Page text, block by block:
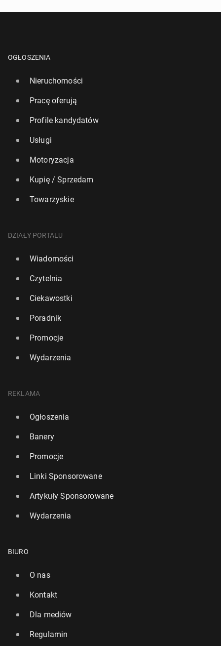
OGŁOSZENIA
Nieruchomości
Pracę oferują
Profile kandydatów
Usługi
Motoryzacja
Kupię / Sprzedam
Towarzyskie
DZIAŁY PORTALU
Wiadomości
Czytelnia
Ciekawostki
Poradnik
Promocje
Wydarzenia
REKLAMA
Ogłoszenia
Banery
Promocje
Linki Sponsorowane
Artykuły Sponsorowane
Wydarzenia
BIURO
O nas
Kontakt
Dla mediów
Regulamin